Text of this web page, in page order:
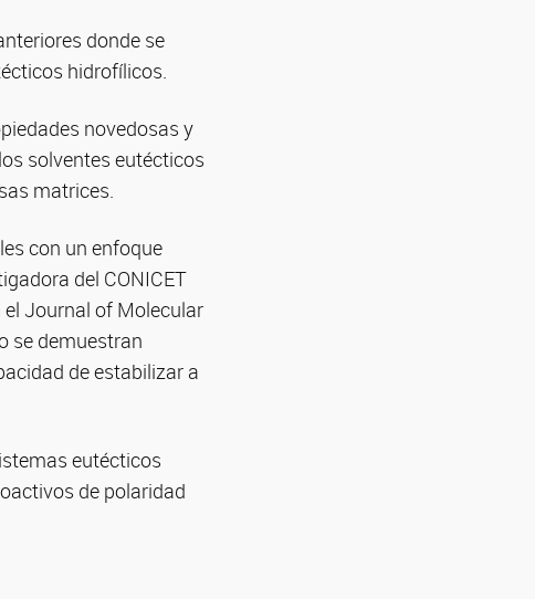
donde se
hidrofílicos.
novedosas y
solventes eutécticos
matrices.
con un enfoque
del CONICET
Journal of Molecular
se demuestran
de estabilizar a
eutécticos
de polaridad